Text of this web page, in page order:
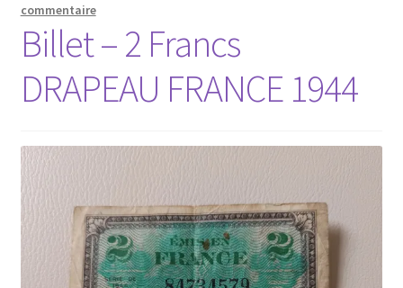
commentaire
Billet – 2 Francs
DRAPEAU FRANCE 1944